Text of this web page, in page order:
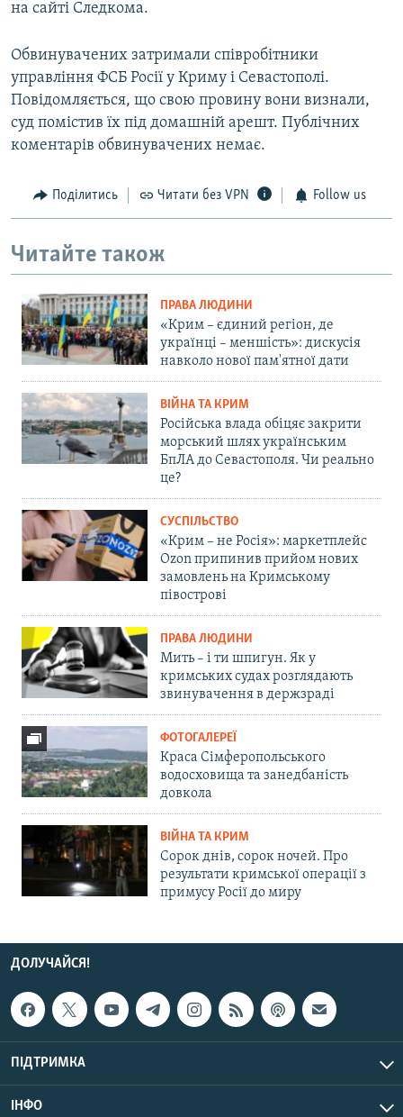
на сайті Следкома.
Обвинувачених затримали співробітники
управління ФСБ Росії у Криму і Севастополі.
Повідомляється, що свою провину вони визнали,
суд помістив їх під домашній арешт. Публічних
коментарів обвинувачених немає.
Поділитись Читати без VPN Follow us
Читайте також
ПРАВА ЛЮДИНИ
«Крим – єдиний регіон, де
українці – меншість»: дискусія
навколо нової пам'ятної дати
ВІЙНА ТА КРИМ
Російська влада обіцяє закрити
морський шлях українським
БпЛА до Севастополя. Чи реально
це?
СУСПІЛЬСТВО
«Крим – не Росія»: маркетплейс
Ozon припинив прийом нових
замовлень на Кримському
півострові
ПРАВА ЛЮДИНИ
Мить – і ти шпигун. Як у
кримських судах розглядають
звинувачення в держзраді
ФОТОГАЛЕРЕЇ
Краса Сімферопольського
водосховища та занедбаність
довкола
ВІЙНА ТА КРИМ
Сорок днів, сорок ночей. Про
результати кримської операції з
примусу Росії до миру
ДОЛУЧАЙСЯ!
ПІДТРИМКА
ІНФО